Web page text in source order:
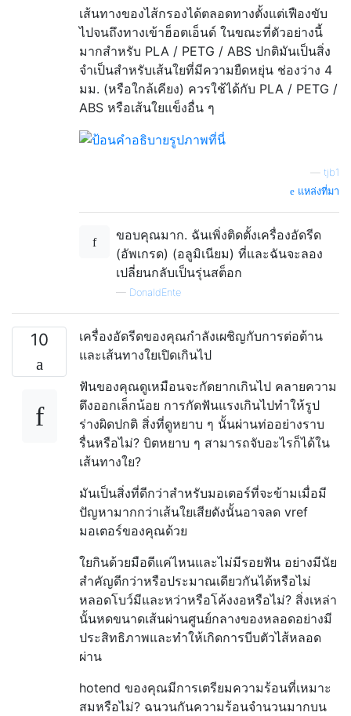
เส้นทางของไส้กรองได้ตลอดทางตั้งแต่เฟืองขับ
ไปจนถึงทางเข้าฮ็อตเอ็นด์ ในขณะที่ตัวอย่างนี้
มากสำหรับ PLA / PETG / ABS ปกติมันเป็นสิ่ง
จำเป็นสำหรับเส้นใยที่มีความยืดหยุ่น ช่องว่าง 4
มม. (หรือใกล้เคียง) ควรใช้ได้กับ PLA / PETG /
ABS หรือเส้นใยแข็งอื่น ๆ
tjb1
แหล่งที่มา
ขอบคุณมาก. ฉันเพิ่งติดตั้งเครื่องอัดรีด
(อัพเกรด) (อลูมิเนียม) ที่และฉันจะลอง
เปลี่ยนกลับเป็นรุ่นสต็อก
— DonaldEnte
10
เครื่องอัดรีดของคุณกำลังเผชิญกับการต่อต้าน
และเส้นทางใยเปิดเกินไป
ฟันของคุณดูเหมือนจะกัดยากเกินไป คลายความ
ตึงออกเล็กน้อย การกัดฟันแรงเกินไปทำให้รูป
ร่างผิดปกติ สิ่งที่ดูหยาบ ๆ นั้นผ่านท่ออย่างราบ
รื่นหรือไม่? บิตหยาบ ๆ สามารถจับอะไรก็ได้ใน
เส้นทางใย?
มันเป็นสิ่งที่ดีกว่าสำหรับมอเตอร์ที่จะข้ามเมื่อมี
ปัญหามากกว่าเส้นใยเสียดังนั้นอาจลด vref
มอเตอร์ของคุณด้วย
ใยกินด้วยมือดีแค่ไหนและไม่มีรอยฟัน อย่างมีนัย
สำคัญดีกว่าหรือประมาณเดียวกันได้หรือไม่
หลอดโบว์มีและหว่าหรือโค้งงอหรือไม่? สิ่งเหล่า
นั้นหดขนาดเส้นผ่านศูนย์กลางของหลอดอย่างมี
ประสิทธิภาพและทำให้เกิดการบีบตัวไส้หลอด
ผ่าน
hotend ของคุณมีการเตรียมความร้อนที่เหมาะ
สมหรือไม่? ฉนวนกันความร้อนจำนวนมากบน